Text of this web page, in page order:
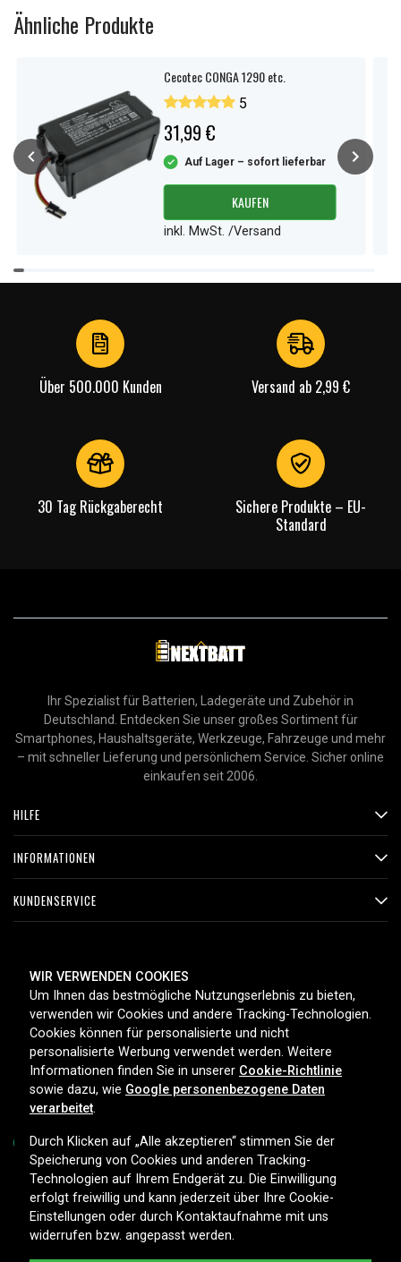
Ähnliche Produkte
Cecotec CONGA 1290 etc.
5
31,99 €
Auf Lager – sofort lieferbar
KAUFEN
inkl. MwSt. /Versand
Item
1
Über 500.000 Kunden Versand ab 2,99 €
30 Tag Rückgaberecht
Sichere Produkte – EU-
Standard
Ihr Spezialist für Batterien, Ladegeräte und Zubehör in
Deutschland. Entdecken Sie unser großes Sortiment für
Smartphones, Haushaltsgeräte, Werkzeuge, Fahrzeuge und mehr
– mit schneller Lieferung und persönlichem Service. Sicher online
einkaufen seit 2006.
HILFE
INFORMATIONEN
KUNDENSERVICE
ZAHLUNGSMETHODEN
LIEFEROPTIONEN
Copyright © 2026, Spares Nordic AB
WIR VERWENDEN COOKIES
Um Ihnen das bestmögliche Nutzungserlebnis zu bieten,
verwenden wir Cookies und andere Tracking-Technologien.
Cookies können für personalisierte und nicht
personalisierte Werbung verwendet werden. Weitere
Informationen finden Sie in unserer Cookie-Richtlinie
sowie dazu, wie Google personenbezogene Daten
verarbeitet.
Durch Klicken auf „Alle akzeptieren“ stimmen Sie der
Speicherung von Cookies und anderen Tracking-
Technologien auf Ihrem Endgerät zu. Die Einwilligung
erfolgt freiwillig und kann jederzeit über Ihre Cookie-
Einstellungen oder durch Kontaktaufnahme mit uns
widerrufen bzw. angepasst werden.